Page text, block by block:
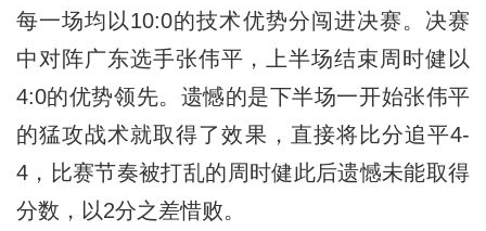
每一场均以10:0的技术优势分闯进决赛。决赛
中对阵广东选手张伟平，上半场结束周时健以
4:0的优势领先。遗憾的是下半场一开始张伟平
的猛攻战术就取得了效果，直接将比分追平4-
4，比赛节奏被打乱的周时健此后遗憾未能取得
分数，以2分之差惜败。